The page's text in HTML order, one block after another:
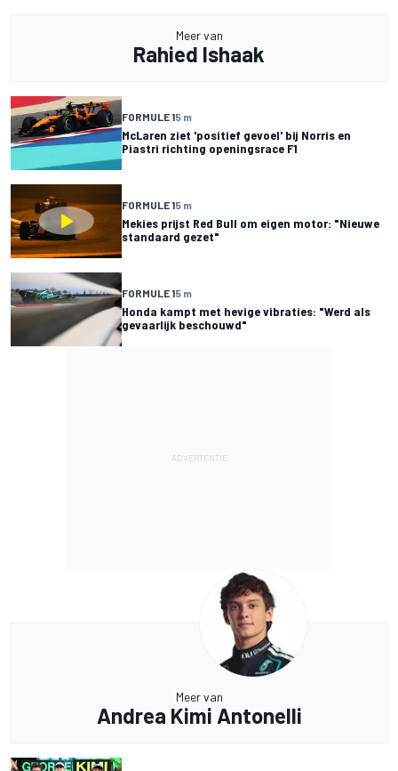
Meer van
Rahied Ishaak
FORMULE 15 m
McLaren ziet 'positief gevoel' bij Norris en
Piastri richting openingsrace F1
FORMULE 15 m
Mekies prijst Red Bull om eigen motor: "Nieuwe
standaard gezet"
FORMULE 15 m
Honda kampt met hevige vibraties: "Werd als
gevaarlijk beschouwd"
Meer van
Andrea Kimi Antonelli